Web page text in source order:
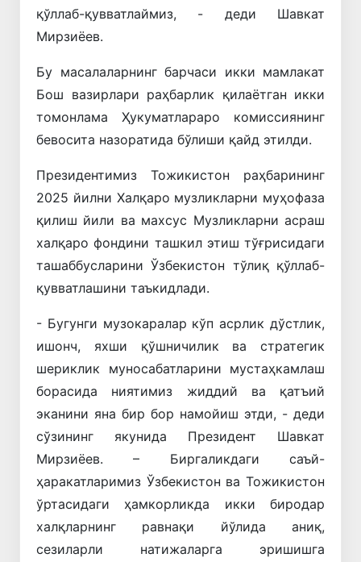
қўллаб-қувватлаймиз, - деди Шавкат
Мирзиёев.
Бу масалаларнинг барчаси икки мамлакат
Бош вазирлари раҳбарлик қилаётган икки
томонлама Ҳукуматлараро комиссиянинг
бевосита назоратида бўлиши қайд этилди.
Президентимиз Тожикистон раҳбарининг
2025 йилни Халқаро музликларни муҳофаза
қилиш йили ва махсус Музликларни асраш
халқаро фондини ташкил этиш тўғрисидаги
ташаббусларини Ўзбекистон тўлиқ қўллаб-
қувватлашини таъкидлади.
- Бугунги музокаралар кўп асрлик дўстлик,
ишонч, яхши қўшничилик ва стратегик
шериклик муносабатларини мустаҳкамлаш
борасида ниятимиз жиддий ва қатъий
эканини яна бир бор намойиш этди, - деди
сўзининг якунида Президент Шавкат
Мирзиёев. – Биргаликдаги саъй-
ҳаракатларимиз Ўзбекистон ва Тожикистон
ўртасидаги ҳамкорликда икки биродар
халқларнинг равнақи йўлида аниқ,
сезиларли натижаларга эришишга